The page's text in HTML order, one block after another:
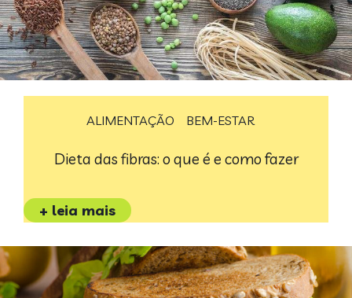
ALIMENTAÇÃO BEM-ESTAR
Dieta das fibras: o que é e como fazer
+ leia mais